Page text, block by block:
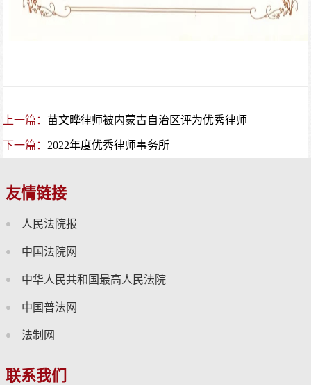
上一篇：苗文晔律师被内蒙古自治区评为优秀律师
下一篇： 2022年度优秀律师事务所
友情链接
人民法院报
中国法院网
中华人民共和国最高人民法院
中国普法网
法制网
联系我们